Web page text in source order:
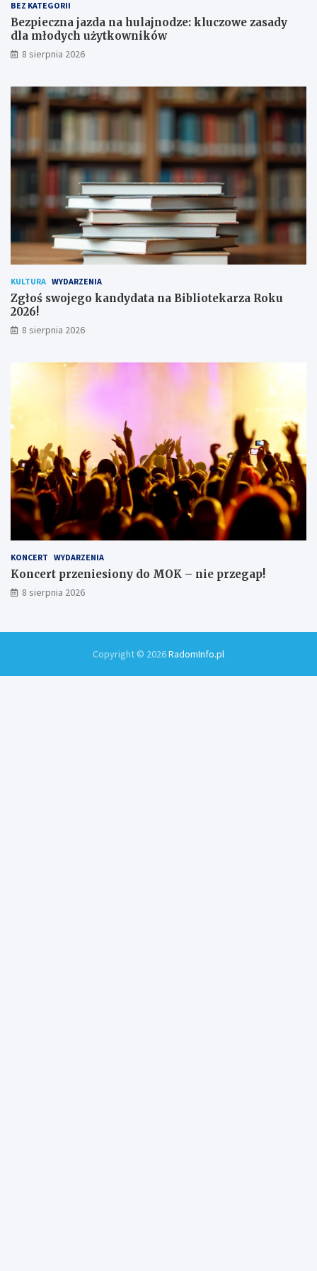
p
o
d
p
a
n
!
d
l
a
m
d
y
h
u
ż
o
n
i
ó
w
BEZ KATEGORII
Bezpieczna jazda na hulajnodze: kluczowe zasady
dla młodych użytkowników
8 sierpnia 2026
KULTURA WYDARZENIA
Zgłoś swojego kandydata na Bibliotekarza Roku
2026!
8 sierpnia 2026
KONCERT WYDARZENIA
Koncert przeniesiony do MOK – nie przegap!
8 sierpnia 2026
Copyright © 2026RadomInfo.pl